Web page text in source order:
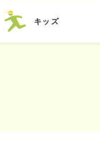
キッズ